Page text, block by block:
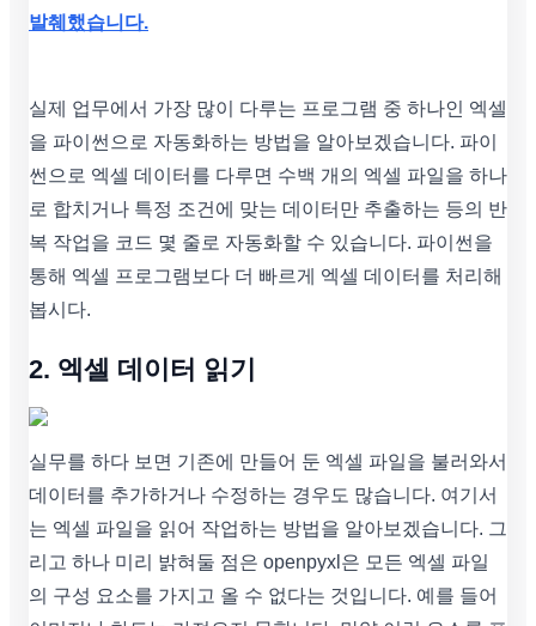
발췌했습니다.
실제 업무에서 가장 많이 다루는 프로그램 중 하나인 엑셀
을 파이썬으로 자동화하는 방법을 알아보겠습니다. 파이
썬으로 엑셀 데이터를 다루면 수백 개의 엑셀 파일을 하나
로 합치거나 특정 조건에 맞는 데이터만 추출하는 등의 반
복 작업을 코드 몇 줄로 자동화할 수 있습니다. 파이썬을
통해 엑셀 프로그램보다 더 빠르게 엑셀 데이터를 처리해
봅시다.
2. 엑셀 데이터 읽기
실무를 하다 보면 기존에 만들어 둔 엑셀 파일을 불러와서
데이터를 추가하거나 수정하는 경우도 많습니다. 여기서
는 엑셀 파일을 읽어 작업하는 방법을 알아보겠습니다. 그
리고 하나 미리 밝혀둘 점은 openpyxl은 모든 엑셀 파일
의 구성 요소를 가지고 올 수 없다는 것입니다. 예를 들어